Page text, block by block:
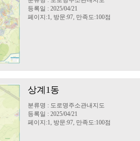
등록일 : 2025/04/21
페이지:1, 방문:97, 만족도:100점
상계1동
분류명 : 도로명주소관내지도
등록일 : 2025/04/21
페이지:1, 방문:97, 만족도:100점